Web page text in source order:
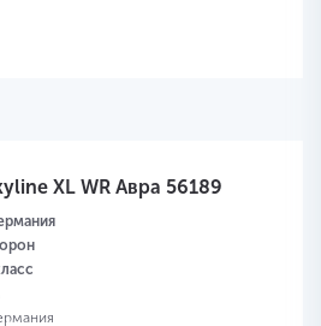
XL WR Авра 56189